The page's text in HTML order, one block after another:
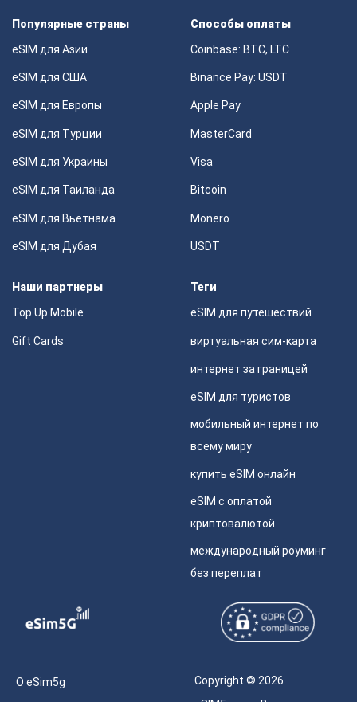
Популярные страны
eSIM для Азии
eSIM для США
eSIM для Европы
eSIM для Турции
eSIM для Украины
eSIM для Таиланда
eSIM для Вьетнама
eSIM для Дубая
Способы оплаты
Coinbase: BTC, LTC
Binance Pay: USDT
Apple Pay
MasterCard
Visa
Bitcoin
Monero
USDT
Наши партнеры
Top Up Mobile
Gift Cards
Теги
eSIM для путешествий
виртуальная сим-карта
интернет за границей
eSIM для туристов
мобильный интернет по
всему миру
купить eSIM онлайн
eSIM с оплатой
криптовалютой
международный роуминг
без переплат
О eSim5g
Copyright © 2026